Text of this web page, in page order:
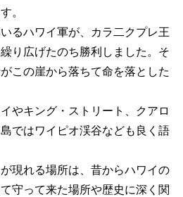
。
るハワイ軍が、カラ二クプレ王
り広げたのち勝利しました。そ
この崖から落ちて命を落とした
やキング・ストリート、クアロ
ではワイピオ渓谷なども良く語
現れる場所は、昔からハワイの
守って来た場所や歴史に深く関